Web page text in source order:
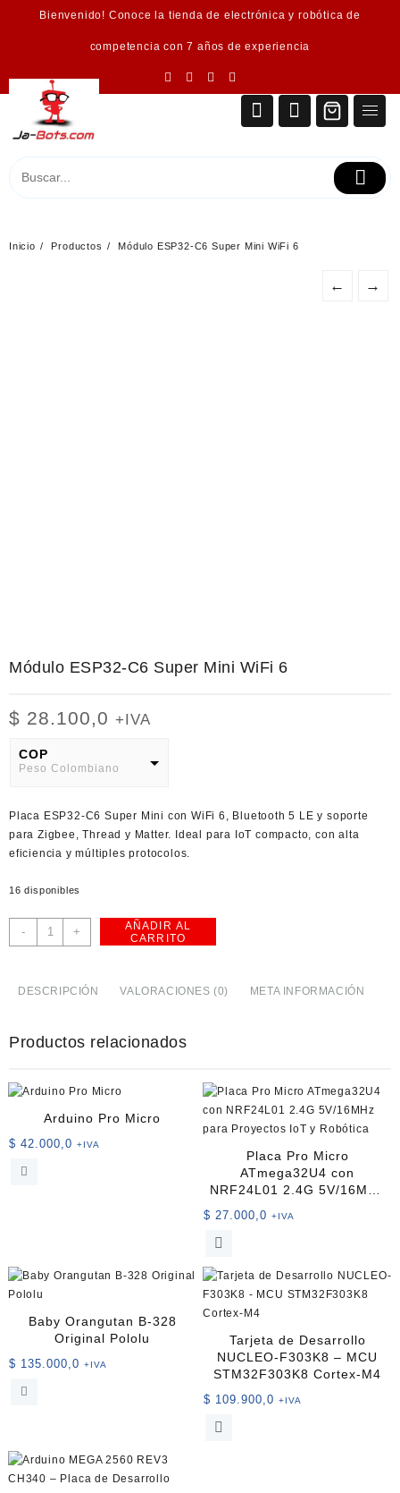
Bienvenido! Conoce la tienda de electrónica y robótica de
competencia con 7 años de experiencia
Inicio Productos Módulo ESP32-C6 Super Mini WiFi 6
← →
Módulo ESP32-C6 Super Mini WiFi 6
$ 28.100,0 +IVA
COP
Peso Colombiano
American Dollar
Placa ESP32-C6 Super Mini con WiFi 6, Bluetooth 5 LE y soporte
para Zigbee, Thread y Matter. Ideal para IoT compacto, con alta
eficiencia y múltiples protocolos.
16 disponibles
-
Módulo
ESP32-
6
+
AÑADIR AL
CARRITO
DESCRIPCIÓN VALORACIONES (0) META INFORMACIÓN
Productos relacionados
Arduino Pro Micro
$ 42.000,0 +IVA
Placa Pro Micro
ATmega32U4 con
NRF24L01 2.4G 5V/16MHz
para Proyectos IoT y
Robótica
$ 27.000,0 +IVA
Baby Orangutan B-328
Original Pololu
$ 135.000,0 +IVA
Tarjeta de Desarrollo
NUCLEO-F303K8 – MCU
STM32F303K8 Cortex-M4
$ 109.900,0 +IVA